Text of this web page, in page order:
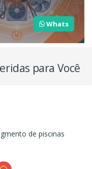
Whats
para Você
de piscinas